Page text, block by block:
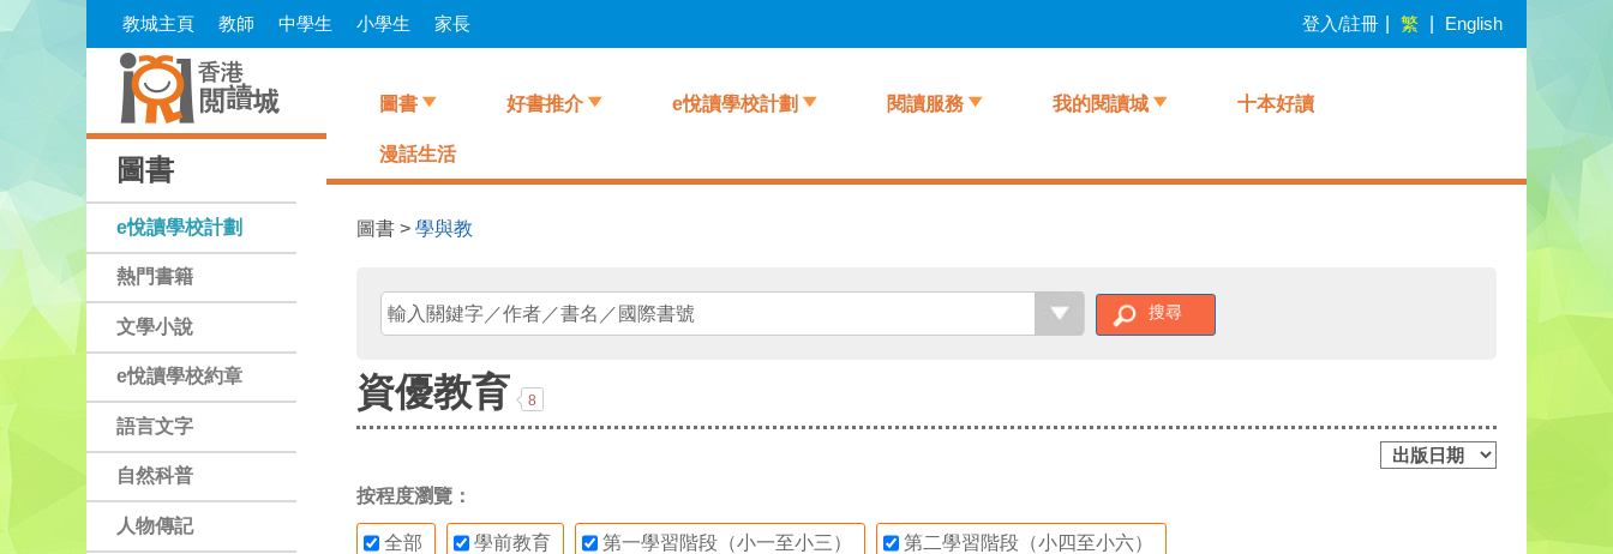
Skip
教城主頁 教師 中學生 小學生 家長 登入/註冊 繁 English
圖書
e悅讀學校計劃
熱門書籍
文學小說
e悅讀學校約章
語言文字
自然科普
人物傳記
圖書 好書推介 e悅讀學校計劃 閱讀服務 我的閱讀城 十本好讀
漫話生活
圖書 > 學與教
搜尋
資優教育 8
按程度瀏覽：
全部 學前教育 第一學習階段（小一至小三） 第二學習階段（小四至小六）